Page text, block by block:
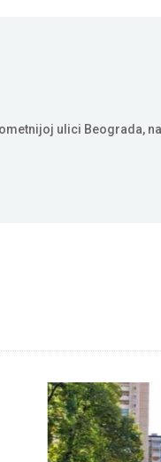
ulici Beograda,